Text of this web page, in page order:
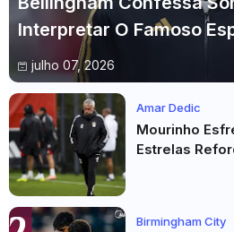
Interpretar O Famoso
julho 07, 2026
Amar Dedic
Mourinho
Estrelas
Birmingham City